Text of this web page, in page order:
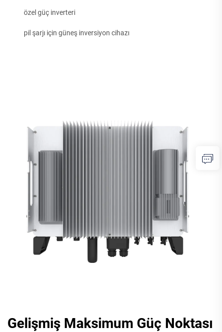
özel güç inverteri
pil şarjı için güneş inversiyon cihazı
Gelişmiş Maksimum Güç Noktası